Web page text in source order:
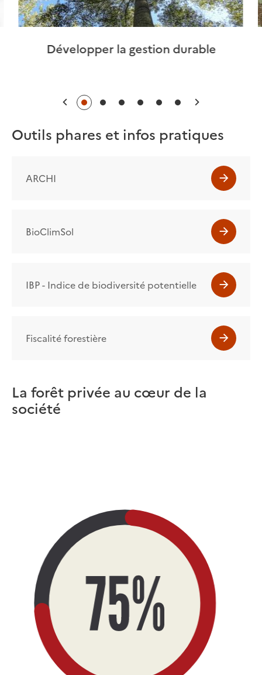
Développer la gestion durable
Outils phares et infos pratiques
ARCHI
BioClimSol
IBP - Indice de biodiversité potentielle
Fiscalité forestière
La forêt privée au cœur de la
société